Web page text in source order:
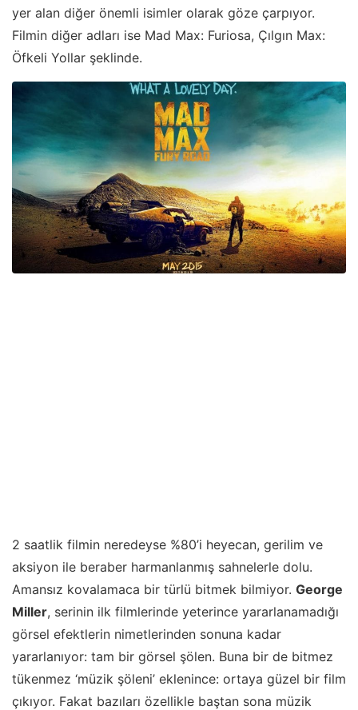
yer alan diğer önemli isimler olarak göze çarpıyor.
Filmin diğer adları ise Mad Max: Furiosa, Çılgın Max:
Öfkeli Yollar şeklinde.
2 saatlik filmin neredeyse %80’i heyecan, gerilim ve
aksiyon ile beraber harmanlanmış sahnelerle dolu.
Amansız kovalamaca bir türlü bitmek bilmiyor. George
Miller, serinin ilk filmlerinde yeterince yararlanamadığı
görsel efektlerin nimetlerinden sonuna kadar
yararlanıyor: tam bir görsel şölen. Buna bir de bitmez
tükenmez ‘müzik şöleni’ eklenince: ortaya güzel bir film
çıkıyor. Fakat bazıları özellikle baştan sona müzik